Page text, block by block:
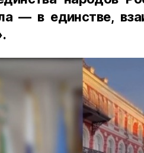
— в единстве,